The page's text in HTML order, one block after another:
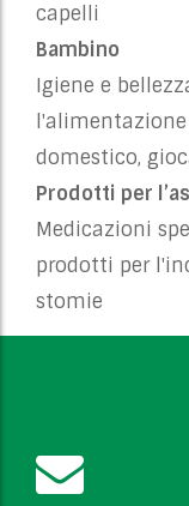
capelli
Bambino
Igiene e
domestico,
Prodotti per
Medicazioni
prodotti per
stomie